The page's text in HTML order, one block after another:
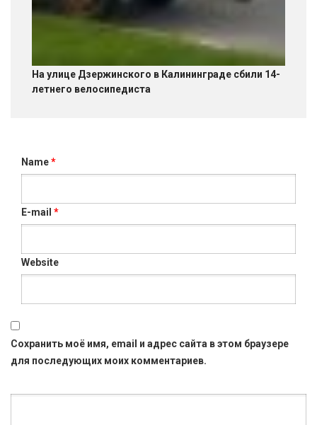
На улице Дзержинского в Калининграде сбили 14-
летнего велосипедиста
Name*
E-mail *
Website
Сохранить моё имя, email и адрес сайта в этом браузере
для последующих моих комментариев.